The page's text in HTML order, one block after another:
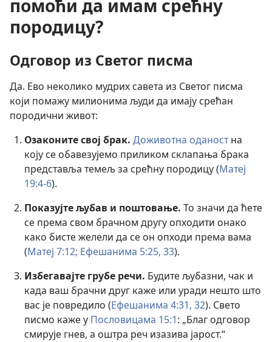
помоћи да имам срећну
породицу?
Одговор из Светог писма
Да. Ево неколико мудрих савета из Светог писма
који помажу милионима људи да имају срећан
породични живот:
Озаконите свој брак. Доживотна оданостна
коју се обавезујемо приликом склапања брака
представља темељ за срећну породицу (Матеј
19:4-6).
Показујте љубав и поштовање. То значи да ћете
се према свом брачном другу опходити онако
како бисте желели да се он опходи према вама
(Матеј 7:12; Ефешанима 5:25, 33).
Избегавајте грубе речи. Будите љубазни, чак и
када ваш брачни друг каже или уради нешто што
вас је повредило (Ефешанима 4:31, 32). Свето
писмо каже у Пословицама 15:1: „Благ одговор
смирује гнев, а оштра реч изазива јарост.“